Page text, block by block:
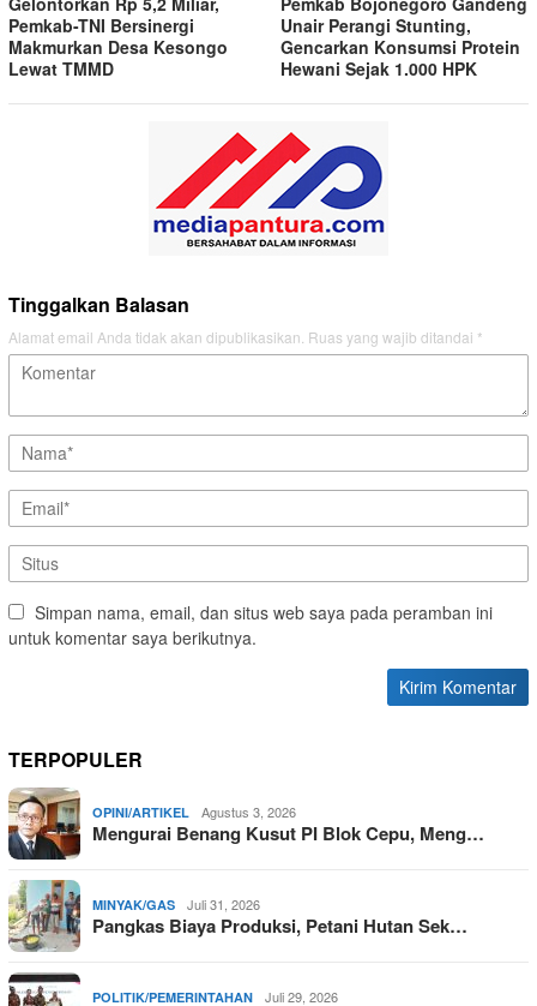
Pemkab-TNI Bersinergi
Makmurkan Desa Kesongo
Lewat TMMD
Unair Perangi Stunting,
Gencarkan Konsumsi Protein
Hewani Sejak 1.000 HPK
Tinggalkan Balasan
Alamat email Anda tidak akan dipublikasikan. Ruas yang wajib ditandai *
Simpan nama, email, dan situs web saya pada peramban ini
untuk komentar saya berikutnya.
TERPOPULER
OPINI/ARTIKEL Agustus 3, 2026
Mengurai Benang Kusut PI Blok Cepu, Meng…
MINYAK/GAS Juli 31, 2026
Pangkas Biaya Produksi, Petani Hutan Sek…
POLITIK/PEMERINTAHAN Juli 29, 2026